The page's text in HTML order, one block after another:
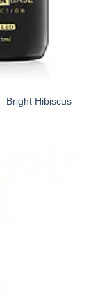
Bright Hibiscus